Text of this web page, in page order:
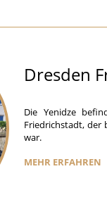
Dresden
Die Yenidze
Friedrichstadt, der
war.
MEHR ERFAHREN